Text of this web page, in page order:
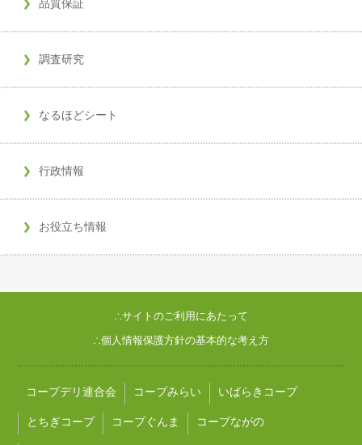
品質保証
調査研究
なるほどシート
行政情報
お役立ち情報
∴サイトのご利用にあたって
∴個人情報保護方針の基本的な考え方
コープデリ連合会 コープみらい いばらきコープ
とちぎコープ コープぐんま コープながの